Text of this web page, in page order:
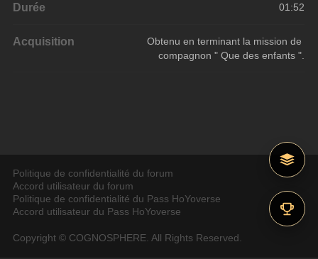
Durée 01:52
Acquisition
Obtenu en terminant la mission de
compagnon " Que des enfants ".
Politique de confidentialité du forum
Accord utilisateur du forum
Politique de confidentialité du Pass HoYoverse
Accord utilisateur du Pass HoYoverse
Copyright © COGNOSPHERE. All Rights Reserved.